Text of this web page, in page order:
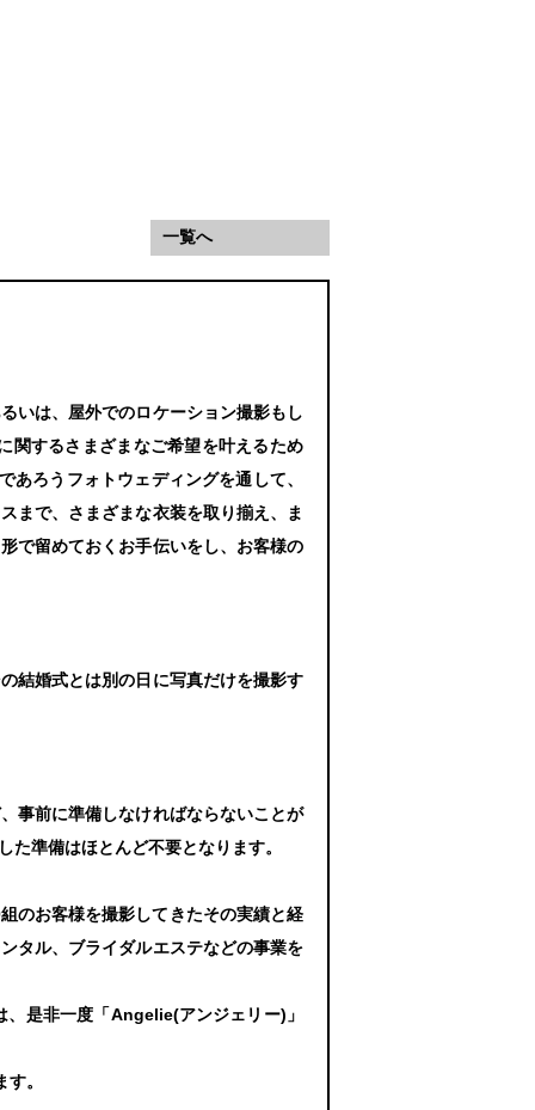
一覧へ
いは、屋外でのロケーション撮影もし
関するさまざまなご希望を叶えるため
ろうフォトウェディングを通して、
まで、さまざまな衣装を取り揃え、ま
で留めておくお手伝いをし、お客様の
結婚式とは別の日に写真だけを撮影す
事前に準備しなければならないことが
準備はほとんど不要となります。
のお客様を撮影してきたその実績と経
タル、ブライダルエステなどの事業を
是非一度「Angelie(アンジェリー)」
。